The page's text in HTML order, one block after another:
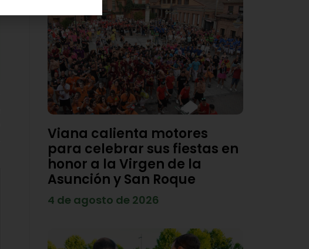
Viana calienta motores
para celebrar sus fiestas en
honor a la Virgen de la
Asunción y San Roque
4 de agosto de 2026